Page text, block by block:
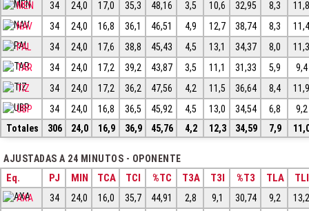
MEN
34 24,0 17,0 35,3 48,16 3,5 10,6 32,95 8,3
NAV
34 24,0 16,8 36,1 46,51 4,9 12,7 38,74 8,3
PAL
34 24,0 17,6 38,8 45,43 4,5 13,1 34,37 8,0
TAR
34 24,0 17,2 39,2 43,87 3,5 11,1 31,33 5,9
9,4
TIZ
34 24,0 17,2 36,2 47,56 4,2 11,5 36,64 8,4
UBP
34 24,0 16,8 36,5 45,92 4,5 13,0 34,54 6,8
9,2
Totales
306 24,0 16,9 36,9 45,76 4,2 12,3 34,59 7,9
AJUSTADAS A 24 MINUTOS - OPONENTE
Eq. PJ MIN TCA TCI %TC T3A T3I %T3 TLA TLI
AXA 34 24,0 16,0 35,7 44,91 2,8 9,1 30,74 9,2